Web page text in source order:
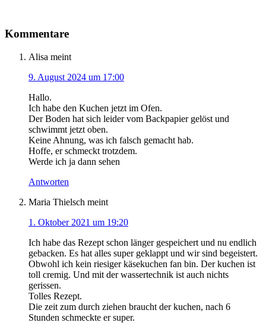
Kommentare
Alisa meint
9. August 2024 um 17:00
Hallo.
Ich habe den Kuchen jetzt im Ofen.
Der Boden hat sich leider vom Backpapier gelöst und
schwimmt jetzt oben.
Keine Ahnung, was ich falsch gemacht hab.
Hoffe, er schmeckt trotzdem.
Werde ich ja dann sehen
Antworten
Maria Thielsch meint
1. Oktober 2021 um 19:20
Ich habe das Rezept schon länger gespeichert und nu endlich
gebacken. Es hat alles super geklappt und wir sind begeistert.
Obwohl ich kein riesiger käsekuchen fan bin. Der kuchen ist
toll cremig. Und mit der wassertechnik ist auch nichts
gerissen.
Tolles Rezept.
Die zeit zum durch ziehen braucht der kuchen, nach 6
Stunden schmeckte er super.